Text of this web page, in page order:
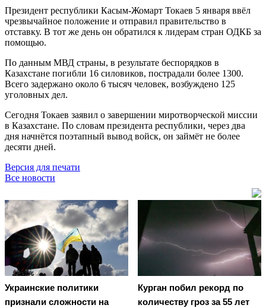
Президент республики Касым-Жомарт Токаев 5 января ввёл
чрезвычайное положение и отправил правительство в
отставку. В тот же день он обратился к лидерам стран ОДКБ за
помощью.
По данным МВД страны, в результате беспорядков в
Казахстане погибли 16 силовиков, пострадали более 1300.
Всего задержано около 6 тысяч человек, возбуждено 125
уголовных дел.
Сегодня Токаев заявил о завершении миротворческой миссии
в Казахстане. По словам президента республики, через два
дня начнётся поэтапный вывод войск, он займёт не более
десяти дней.
Версия для печати
Все новости
Украинские политики
признали сложности на
Курган побил рекорд по
количеству гроз за 55 лет